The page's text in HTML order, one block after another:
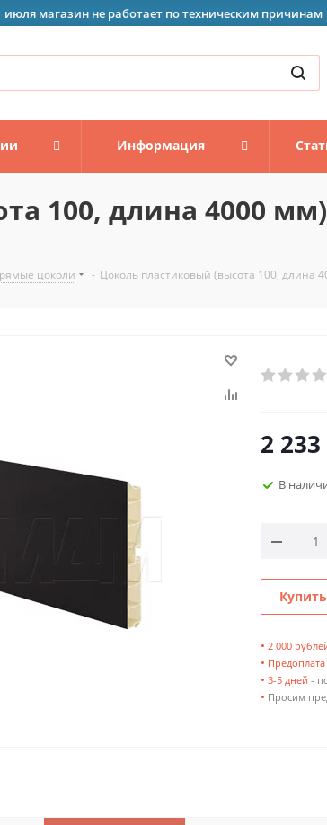
июля магазин не работает по техническим причинам
Информация
100, длина 4000
цоколи - Цоколь пластиковый (высота 100, длина
2 233
В
• 2 000
• Предоплата
• 3-5 дней -
• Просим